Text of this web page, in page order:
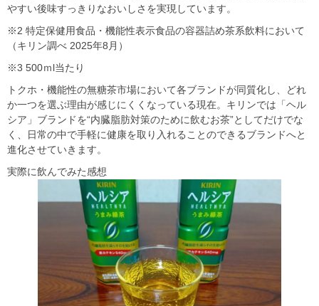
やすい後味すっきりなおいしさを実現しています。
※2 特定保健用食品・機能性表示食品の容器詰め茶系飲料において
（キリン調べ 2025年8月）
※3 500ｍl当たり
トクホ・機能性の無糖茶市場において各ブランドが同質化し、どれ
か一つを選ぶ理由が感じにくくなっている現在。キリンでは「ヘル
シア」ブランドを“内臓脂肪対策のために飲むお茶”としてだけでな
く、日常の中で手軽に健康を取り入れることのできるブランドへと
進化させていきます。
実際に飲んでみた感想